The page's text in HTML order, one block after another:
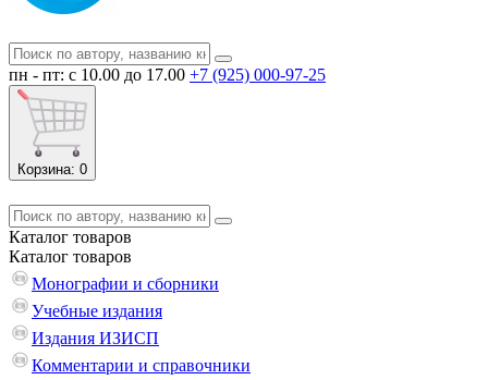
пн - пт: с 10.00 до 17.00 +7 (925) 000-97-25
Корзина: 0
Каталог товаров
Каталог товаров
Монографии и сборники
Учебные издания
Издания ИЗИСП
Комментарии и справочники